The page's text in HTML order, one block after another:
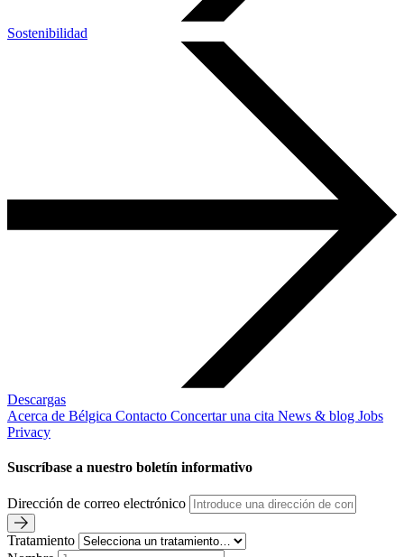
Sostenibilidad
Descargas
Acerca de Bélgica Contacto Concertar una cita News & blog Jobs
Privacy
Suscríbase a nuestro boletín informativo
Dirección de correo electrónico
Tratamiento